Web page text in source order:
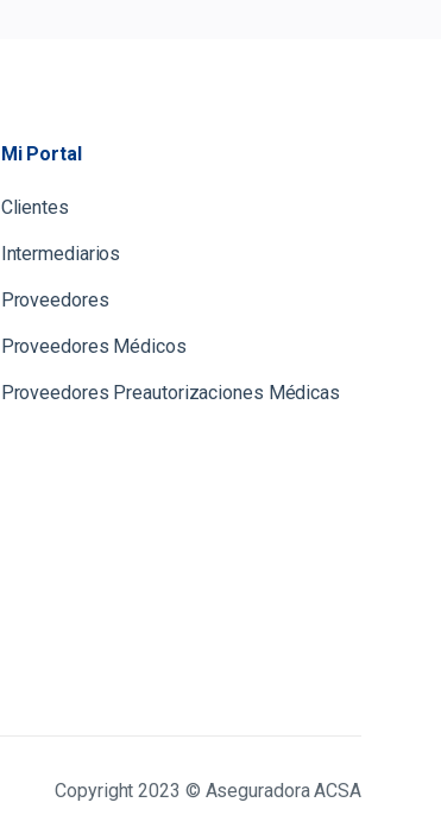
Mi Portal
Clientes
Intermediarios
Proveedores
Proveedores Médicos
Proveedores Preautorizaciones Médicas
Copyright 2023 © Aseguradora ACSA